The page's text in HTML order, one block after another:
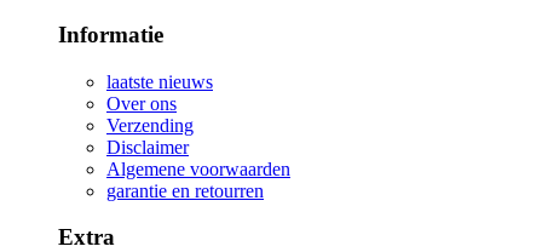
Informatie
laatste nieuws
Over ons
Verzending
Disclaimer
Algemene voorwaarden
garantie en retourren
Extra